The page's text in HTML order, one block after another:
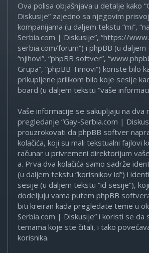
Ova polisa objašnjava u detalje kako
Diskusije” zajedno sa njegovim
kompanijama (u daljem tekstu “mi”,
Serbia.com | Diskusije”, “https://
serbia.com/forum”) i phpBB (u daljem
“njihovi”, “phpBB softver”,
Grupa”, “phpBB Timovi”) koriste bilo
prikupljene prilikom bilo koje sesije
board (u daljem tekstu “vaše
Vaše informacije se sakupljaju na dva
pregledanje “Gay-Serbia.com |
prouzrokovati da phpBB softver
kolačića, koji su mali tekstualni fajlovi
računar u privremeni direktorijum
a. Prva dva kolačića samo sadrže
(u daljem tekstu “korisnikov id”) i
sesije (u daljem tekstu “id sesije”),
dodeljuju vama putem phpBB
biti kreiran kada pregledate teme u
Serbia.com | Diskusije” i koristi se da
temama koje ste čitali, i tako
korisnika.